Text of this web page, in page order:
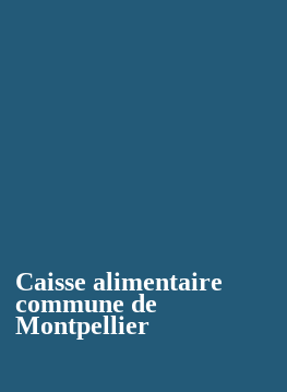
Caisse alimentaire
commune de
Montpellier